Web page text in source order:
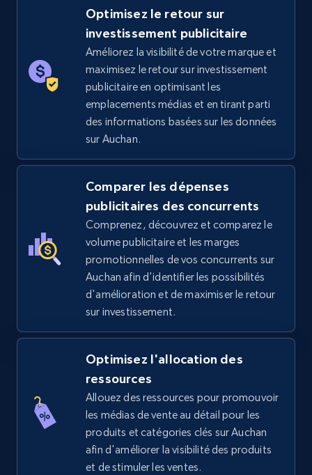
668+ Commencer
TikTok Shop - category
URL, Title, Available, Description, Currency, Initial
price, Final price, Discount percent, and more.
TikTok Shop - Collect TikTok shop products
by keywords search
URL, Title, Available, Description, Currency, Initial
price, Final price, Discount percent, and more.
5.4K+ 668+ Commencer
TikTok Shop - discover records by shop url
URL, Title, Available, Description, Currency, Initial
price, Final price, Discount percent, and more.
Optimisez le retour sur
investissement publicitaire
Améliorez la visibilité de votre marque et
maximisez le retour sur investissement
publicitaire en optimisant les
emplacements médias et en tirant parti
des informations basées sur les données
sur Auchan.
Comparer les dépenses
publicitaires des concurrents
Comprenez, découvrez et comparez le
volume publicitaire et les marges
promotionnelles de vos concurrents sur
Auchan afin d'identifier les possibilités
d'amélioration et de maximiser le retour
sur investissement.
Optimisez l'allocation des
ressources
Allouez des ressources pour promouvoir
les médias de vente au détail pour les
produits et catégories clés sur Auchan
afin d'améliorer la visibilité des produits
et de stimuler les ventes.